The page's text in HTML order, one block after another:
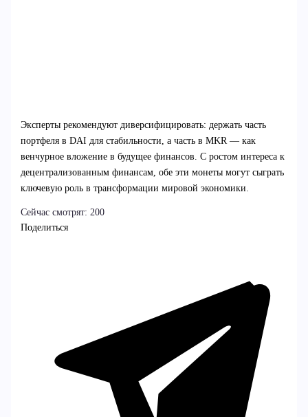
Эксперты рекомендуют диверсифицировать: держать часть
портфеля в DAI для стабильности, а часть в MKR — как
венчурное вложение в будущее финансов. С ростом интереса к
децентрализованным финансам, обе эти монеты могут сыграть
ключевую роль в трансформации мировой экономики.
Сейчас смотрят: 200
Поделиться